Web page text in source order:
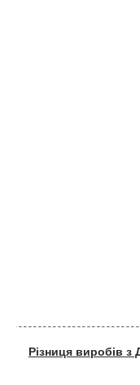
Різниця виробів з